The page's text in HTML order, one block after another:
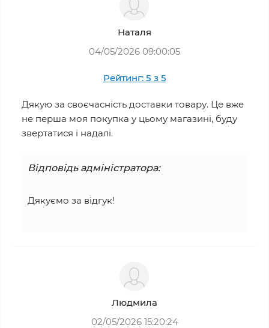
Наталя
04/05/2026 09:00:05
Рейтинг: 5 з 5
Дякую за своєчасність доставки товару. Це вже
не перша моя покупка у цьому магазині, буду
звертатися і надалі.
Відповідь адміністратора:
Дякуємо за відгук!
Людмила
02/05/2026 15:20:24